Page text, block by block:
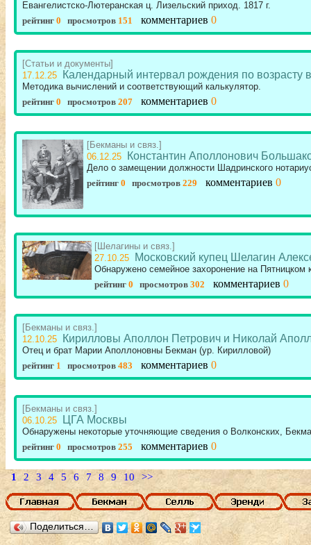
Евангелистско-Лютеранская ц. Лизельский приход. 1817 г.
рейтинг 0 просмотров 151 комментариев 0
[Статьи и документы]
17.12.25
Календарный интервал рождения по возрасту
Методика вычислений и соответствующий калькулятор.
рейтинг 0 просмотров 207 комментариев 0
[Бекманы и связ.]
06.12.25
Константин Аполлонович
Дело о замещении должности Шадринского
рейтинг 0 просмотров 229 комментариев 0
[Шелагины и связ.]
27.10.25
Московский купец Шелагин
Обнаружено семейное захоронение на
рейтинг 0 просмотров 302 комментариев 0
[Бекманы и связ.]
12.10.25
Кирилловы Аполлон Петрович и Николай
Отец и брат Марии Аполлоновны Бекман (ур. Кирилловой)
рейтинг 1 просмотров 483 комментариев 0
[Бекманы и связ.]
06.10.25
ЦГА Москвы
Обнаружены некоторые уточняющие сведения о Волконских,
рейтинг 0 просмотров 255 комментариев 0
1 2 3 4 5 6 7 8 9 10 >>
Поделиться…